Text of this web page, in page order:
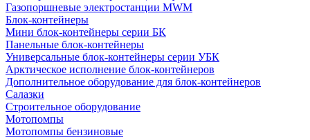
Газопоршневые электростанции MWM
Блок-контейнеры
Мини блок-контейнеры серии БК
Панельные блок-контейнеры
Универсальные блок-контейнеры серии УБК
Арктическое исполнение блок-контейнеров
Дополнительное оборудование для блок-контейнеров
Салазки
Строительное оборудование
Мотопомпы
Мотопомпы бензиновые